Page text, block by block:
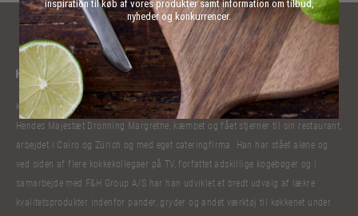
Kokkelivet har bibragt Claus Holm mange oplevelser. Han har lavet mad til
Hendes Majestæt Dronning Margrethe, kæmpet og fået stjerner til sin restaurant,
arbejdet i Cairo og Zürich og med eget cateringfirma. Han har stået alene og
ved siden af flere kokkekollegaer på TV, forfattet adskillige kogebøger og i
samarbejde med F&H Group A/S har han udviklet et bredt udvalg af lækre
kvalitetsprodukter indenfor pander, gryder og andet værktøj til køkkenet under
inspiration til køb af vores produkter samt information om tilbud,
nyheder og konkurrencer.